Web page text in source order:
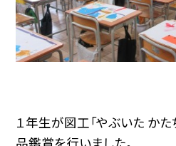
１年生が図工「やぶいた かた